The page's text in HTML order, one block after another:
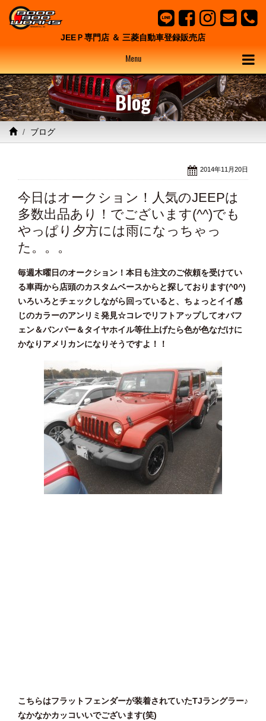
JEEＰ専門店 ＆ 三菱自動車登録販売店
Menu
Blog
ブログ
2014年11月20日
今日はオークション！人気のJEEPは
多数出品あり！でございます(^^)でも
やっぱり夕方には雨になっちゃっ
た。。。
毎週木曜日のオークション！本日も注文のご依頼を受けてい
る車両から店頭のカスタムベースからと探しております(^0^)
いろいろとチェックしながら回っていると、ちょっとイイ感
じのカラーのアンリミ発見☆コレでリフトアップしてオバフ
ェン＆バンパー＆タイヤホイル等仕上げたら色が色なだけに
かなりアメリカンになりそうですよ！！
こちらはフラットフェンダーが装着されていたTJラングラー♪
なかなかカッコいいでございます(笑)